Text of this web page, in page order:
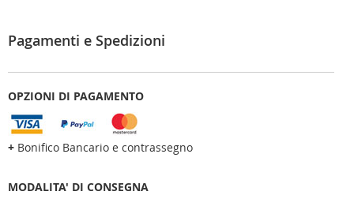
Pagamenti e Spedizioni
OPZIONI DI PAGAMENTO
+ Bonifico Bancario e contrassegno
MODALITA' DI CONSEGNA